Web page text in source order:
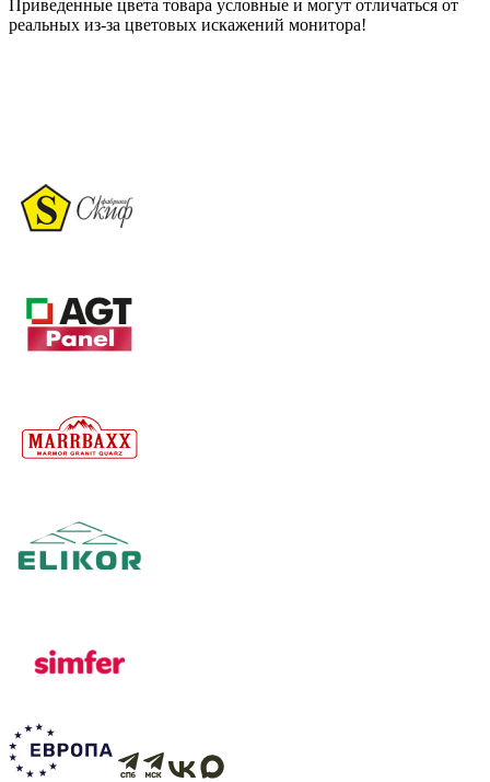
Приведенные цвета товара условные и могут отличаться от
реальных из-за цветовых искажений монитора!